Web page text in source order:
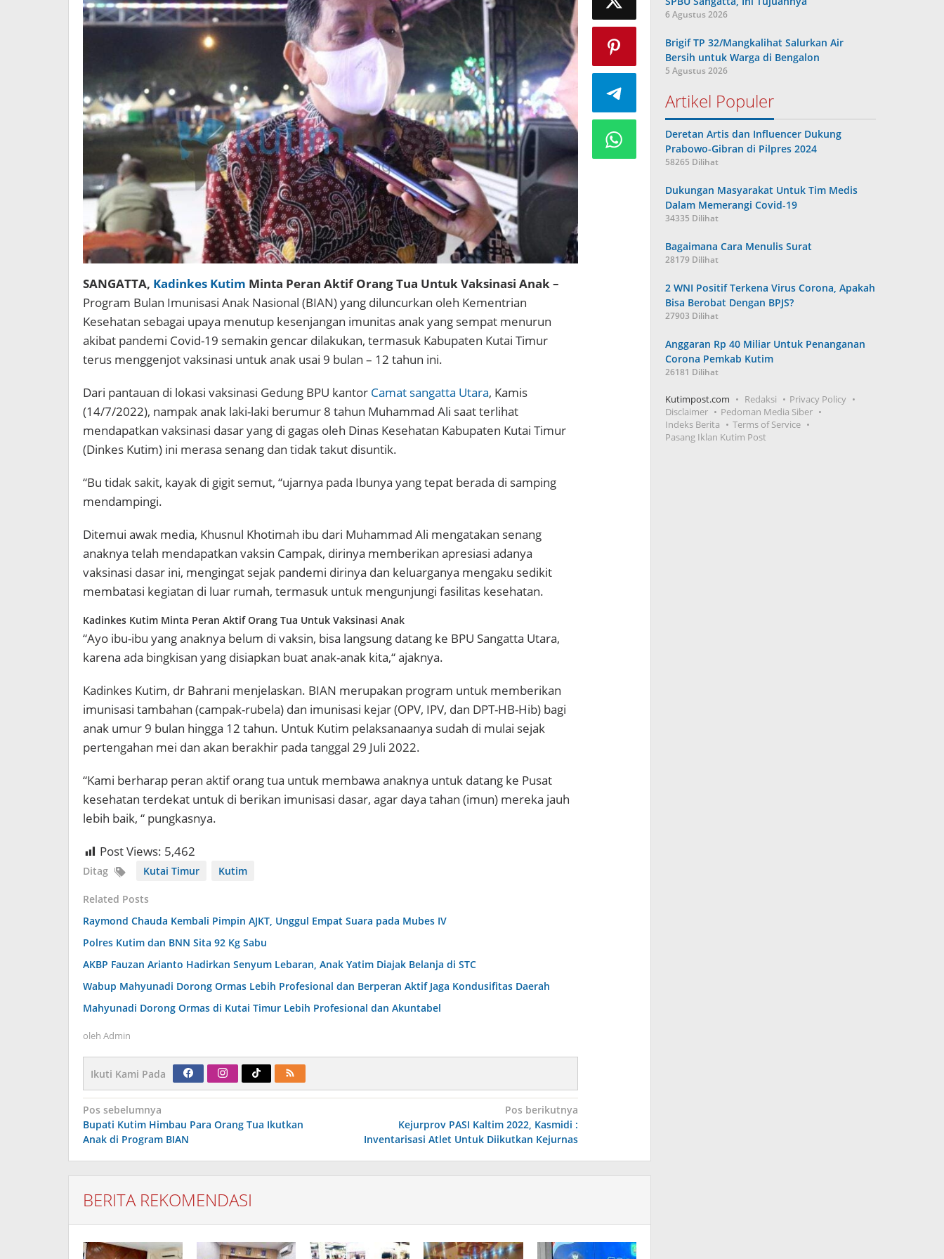
SANGATTA, Kadinkes Kutim Minta Peran Aktif Orang Tua Untuk Vaksinasi Anak –
Program Bulan Imunisasi Anak Nasional (BIAN) yang diluncurkan oleh Kementrian
Kesehatan sebagai upaya menutup kesenjangan imunitas anak yang sempat menurun
akibat pandemi Covid-19 semakin gencar dilakukan, termasuk Kabupaten Kutai Timur
terus menggenjot vaksinasi untuk anak usai 9 bulan – 12 tahun ini.
Dari pantauan di lokasi vaksinasi Gedung BPU kantor Camat sangatta Utara, Kamis
(14/7/2022), nampak anak laki-laki berumur 8 tahun Muhammad Ali saat terlihat
mendapatkan vaksinasi dasar yang di gagas oleh Dinas Kesehatan Kabupaten Kutai Timur
(Dinkes Kutim) ini merasa senang dan tidak takut disuntik.
“Bu tidak sakit, kayak di gigit semut, “ujarnya pada Ibunya yang tepat berada di samping
mendampingi.
Ditemui awak media, Khusnul Khotimah ibu dari Muhammad Ali mengatakan senang
anaknya telah mendapatkan vaksin Campak, dirinya memberikan apresiasi adanya
vaksinasi dasar ini, mengingat sejak pandemi dirinya dan keluarganya mengaku sedikit
membatasi kegiatan di luar rumah, termasuk untuk mengunjungi fasilitas kesehatan.
Kadinkes Kutim Minta Peran Aktif Orang Tua Untuk Vaksinasi Anak
“Ayo ibu-ibu yang anaknya belum di vaksin, bisa langsung datang ke BPU Sangatta Utara,
karena ada bingkisan yang disiapkan buat anak-anak kita,“ ajaknya.
Kadinkes Kutim, dr Bahrani menjelaskan. BIAN merupakan program untuk memberikan
imunisasi tambahan (campak-rubela) dan imunisasi kejar (OPV, IPV, dan DPT-HB-Hib) bagi
anak umur 9 bulan hingga 12 tahun. Untuk Kutim pelaksanaanya sudah di mulai sejak
pertengahan mei dan akan berakhir pada tanggal 29 Juli 2022.
“Kami berharap peran aktif orang tua untuk membawa anaknya untuk datang ke Pusat
kesehatan terdekat untuk di berikan imunisasi dasar, agar daya tahan (imun) mereka jauh
lebih baik, “ pungkasnya.
Post Views: 5,462
Ditag Kutai Timur Kutim
Related Posts
Raymond Chauda Kembali Pimpin AJKT, Unggul Empat Suara pada Mubes IV
Polres Kutim dan BNN Sita 92 Kg Sabu
AKBP Fauzan Arianto Hadirkan Senyum Lebaran, Anak Yatim Diajak Belanja di STC
Wabup Mahyunadi Dorong Ormas Lebih Profesional dan Berperan Aktif Jaga Kondusifitas Daerah
Mahyunadi Dorong Ormas di Kutai Timur Lebih Profesional dan Akuntabel
oleh Admin
Ikuti Kami Pada
Navigasi
pos
Pos sebelumnya
Bupati Kutim Himbau Para Orang Tua Ikutkan
Anak di Program BIAN
Pos berikutnya
Kejurprov PASI Kaltim 2022, Kasmidi :
Inventarisasi Atlet Untuk Diikutkan Kejurnas
BERITA REKOMENDASI
6 Agustus 2026
Brigif TP 32/Mangkalihat Salurkan Air
Bersih untuk Warga di Bengalon
5 Agustus 2026
Artikel Populer
Deretan Artis dan Influencer Dukung
Prabowo-Gibran di Pilpres 2024
58265 Dilihat
Dukungan Masyarakat Untuk Tim Medis
Dalam Memerangi Covid-19
34335 Dilihat
Bagaimana Cara Menulis Surat
28179 Dilihat
2 WNI Positif Terkena Virus Corona, Apakah
Bisa Berobat Dengan BPJS?
27903 Dilihat
Anggaran Rp 40 Miliar Untuk Penanganan
Corona Pemkab Kutim
26181 Dilihat
Kutimpost.com Redaksi
Privacy Policy
Disclaimer
Pedoman Media Siber
Indeks Berita
Terms of Service
Pasang Iklan Kutim Post